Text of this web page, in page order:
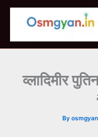
Skip
व्लादिमीर
By